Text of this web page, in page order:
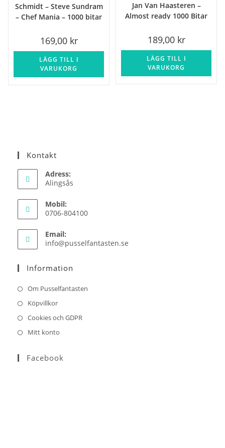
Schmidt – Steve Sundram
– Chef Mania – 1000 bitar
169,00 kr
LÄGG TILL I
VARUKORG
Jan Van Haasteren –
Almost ready 1000 Bitar
189,00 kr
LÄGG TILL I
VARUKORG
Kontakt
Adress:
Alingsås
Mobil:
0706-804100
Email:
info@pusselfantasten.se
Information
Om Pusselfantasten
Köpvillkor
Cookies och GDPR
Mitt konto
Facebook